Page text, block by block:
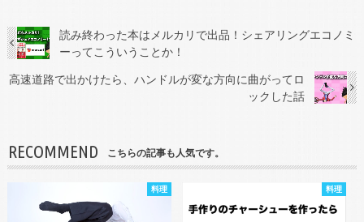
読み終わった本はメルカリで出品！シェアリングエコノミ
ーってこういうことか！
高速道路で出かけたら、ハンドルが変な方向に曲がってロ
ックした話
RECOMMEND こちらの記事も人気です。
料理 料理